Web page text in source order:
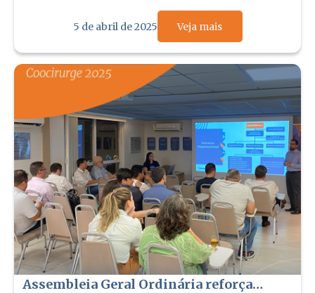
5 de abril de 2025 Veja mais
Assembleia Geral Ordinária reforça